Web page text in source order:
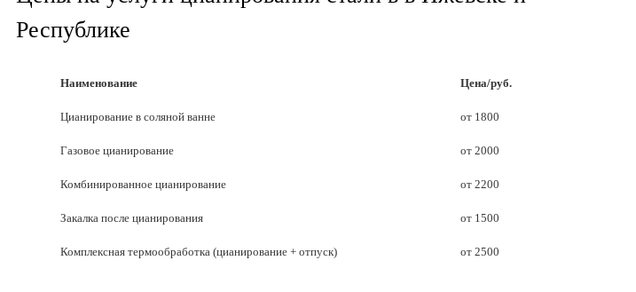
Республике
Наименование Цена/руб.
Цианирование в соляной ванне от 1800
Газовое цианирование от 2000
Комбинированное цианирование от 2200
Закалка после цианирования от 1500
Комплексная термообработка (цианирование + отпуск) от 2500